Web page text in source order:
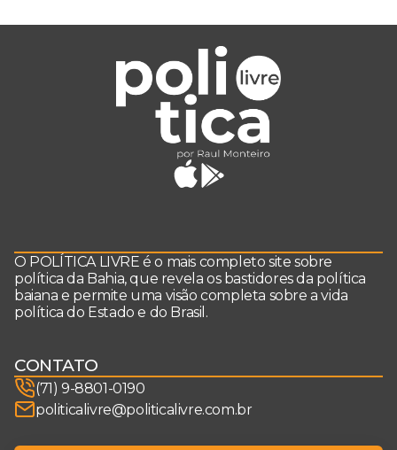
O POLÍTICA LIVRE é o mais completo site sobre
política da Bahia, que revela os bastidores da política
baiana e permite uma visão completa sobre a vida
política do Estado e do Brasil.
CONTATO
(71) 9-8801-0190
politicalivre@politicalivre.com.br